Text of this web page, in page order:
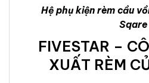
Hệ phụ kiện rèm cầu
Sqare
FIVESTAR –
XUẤT RÈM